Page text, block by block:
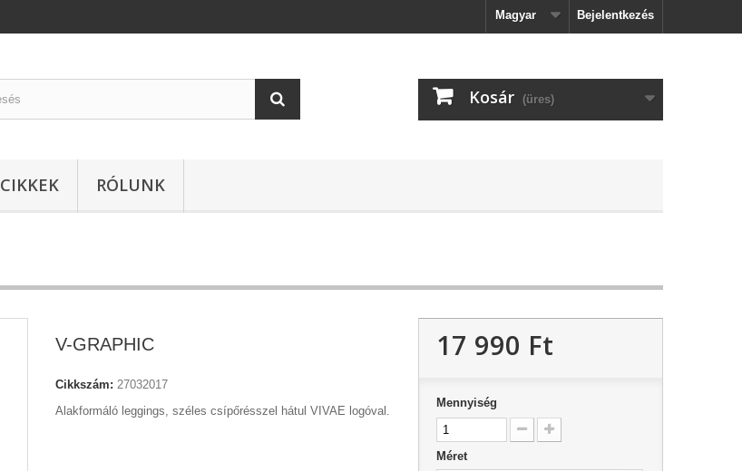
Bejelentkezés
Magyar
Kosár (üres)
CIKKEK RÓLUNK
V-GRAPHIC
Cikkszám: 27032017
Alakformáló leggings, széles csípőrésszel hátul VIVAE logóval.
17 990 Ft‎
Mennyiség
Méret